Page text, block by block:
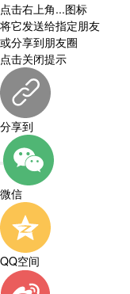
点击右上角...图标
将它发送给指定朋友
或分享到朋友圈
点击关闭提示
分享到
微信
QQ空间